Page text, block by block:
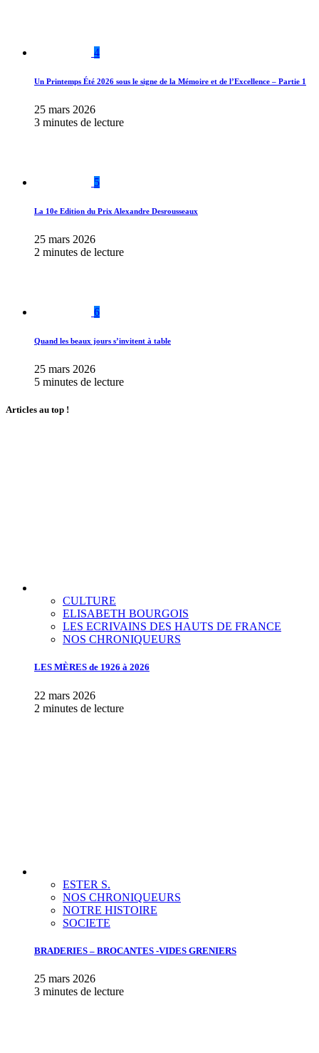
4
Un Printemps Été 2026 sous le signe de la Mémoire et de l’Excellence – Partie 1
25 mars 2026
3 minutes de lecture
5
La 10e Edition du Prix Alexandre Desrousseaux
25 mars 2026
2 minutes de lecture
6
Quand les beaux jours s’invitent à table
25 mars 2026
5 minutes de lecture
Articles au top !
CULTURE
ELISABETH BOURGOIS
LES ECRIVAINS DES HAUTS DE FRANCE
NOS CHRONIQUEURS
LES MÈRES de 1926 à 2026
22 mars 2026
2 minutes de lecture
ESTER S.
NOS CHRONIQUEURS
NOTRE HISTOIRE
SOCIETE
BRADERIES – BROCANTES -VIDES GRENIERS
25 mars 2026
3 minutes de lecture